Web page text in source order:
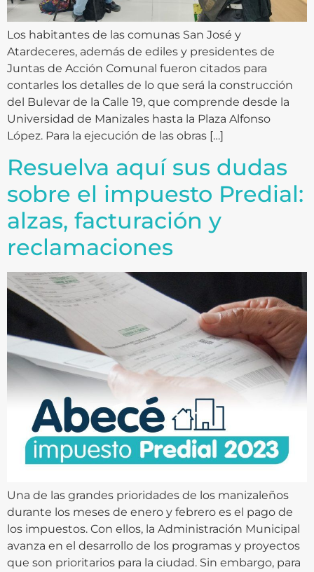
Los habitantes de las comunas San José y
Atardeceres, además de ediles y presidentes de
Juntas de Acción Comunal fueron citados para
contarles los detalles de lo que será la construcción
del Bulevar de la Calle 19, que comprende desde la
Universidad de Manizales hasta la Plaza Alfonso
López. Para la ejecución de las obras […]
Resuelva aquí sus dudas
sobre el impuesto Predial:
alzas, facturación y
reclamaciones
Una de las grandes prioridades de los manizaleños
durante los meses de enero y febrero es el pago de
los impuestos. Con ellos, la Administración Municipal
avanza en el desarrollo de los programas y proyectos
que son prioritarios para la ciudad. Sin embargo, para